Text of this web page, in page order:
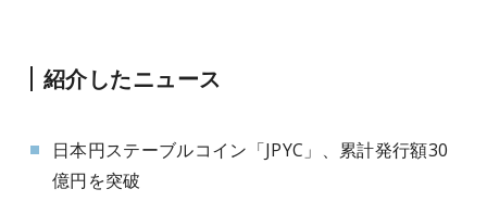
紹介したニュース
日本円ステーブルコイン「JPYC」、累計発行額30
億円を突破